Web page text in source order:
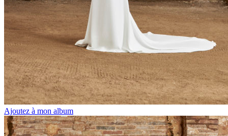
Ajoutez à mon album